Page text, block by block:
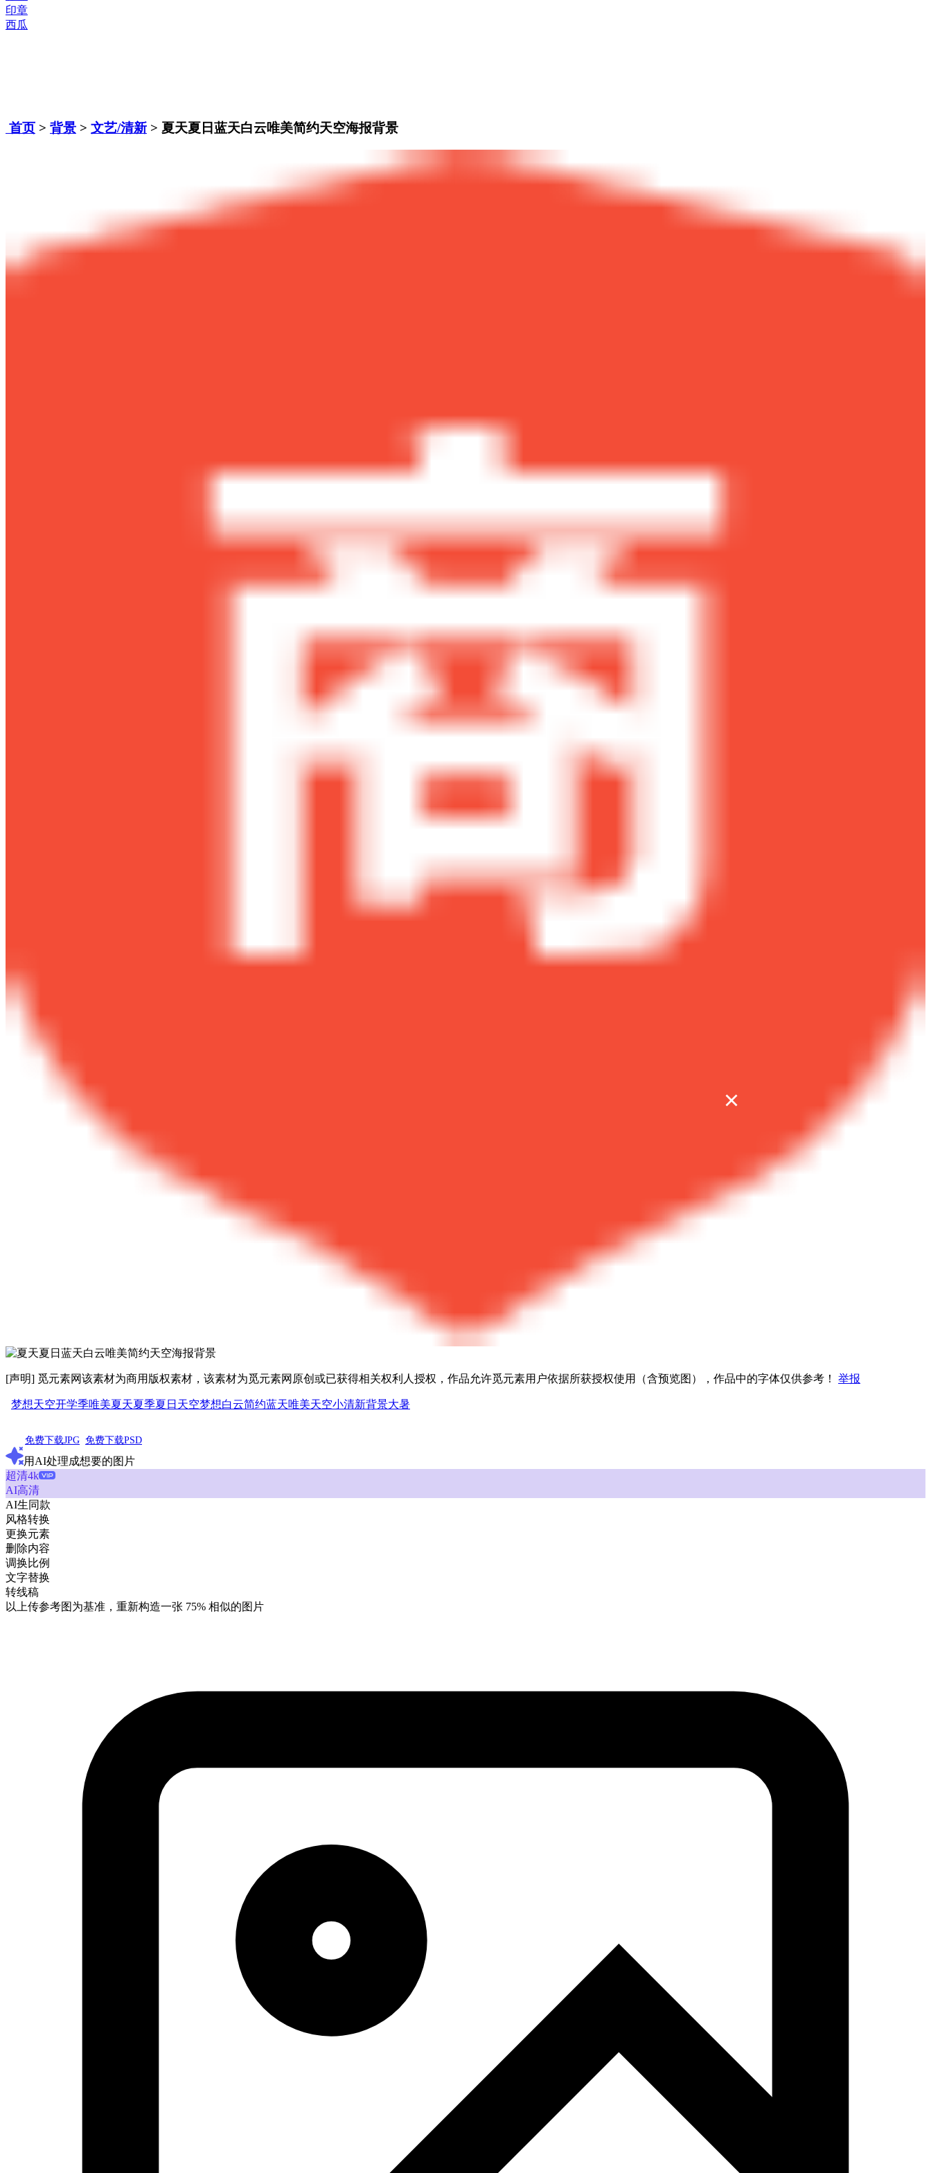
印章
西瓜
首页 > 背景 > 文艺/清新 > 夏天夏日蓝天白云唯美简约天空海报背景
[声明] 觅元素网该素材为商用版权素材，该素材为觅元素网原创或已获得相关权利人授权，作品允许觅元素用户依据所获授权使用（含预览图），作品中的字体仅供参考！ 举报
梦想天空开学季唯美夏天夏季夏日 天空梦想白云简约蓝天唯美天空小清新背景大暑
免费下载JPG 免费下载PSD
用AI处理成想要的图片
超清4k
AI高清
AI生同款
风格转换
更换元素
删除内容
调换比例
文字替换
转线稿
以上传参考图为基准，重新构造一张 75% 相似的图片